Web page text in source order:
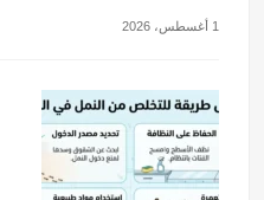
1 أغسطس، 2026